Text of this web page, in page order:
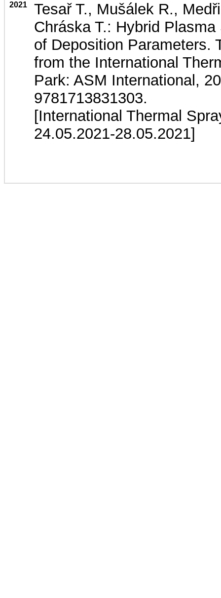
2021
Tesař T., Mušálek R.,
Chráska T.: Hybrid
of Deposition Parameters.
from the International
Park: ASM International,
9781713831303.
[International Thermal
24.05.2021-28.05.2021]